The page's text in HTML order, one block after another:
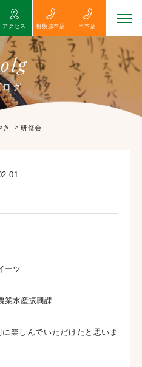
アクセス 相模原本店 串本店
ログ
き >研修会
ーツ
業水産振興課
楽しんでいただけたと思いま